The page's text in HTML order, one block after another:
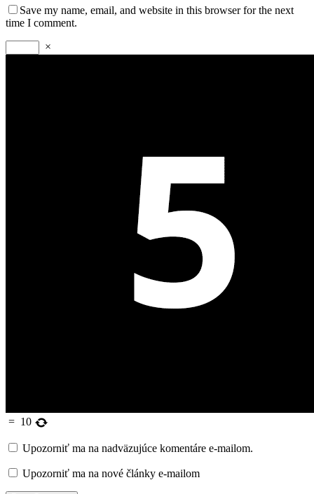
Save my name, email, and website in this browser for the next
time I comment.
×
= 10
Upozorniť ma na nadväzujúce komentáre e-mailom.
Upozorniť ma na nové články e-mailom